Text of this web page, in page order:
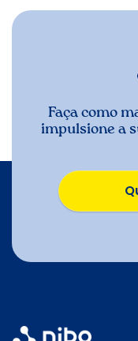
Faça como
impulsione a